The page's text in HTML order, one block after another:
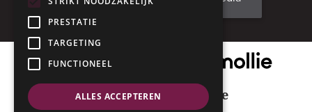
Onze veilige betaalpartner
Geniet met mate
PRESTATIE
TARGETING
FUNCTIONEEL
ALLES ACCEPTEREN